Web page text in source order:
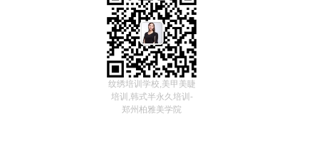
纹绣培训学校,美甲美睫
培训,韩式半永久培训-
郑州柏雅美学院